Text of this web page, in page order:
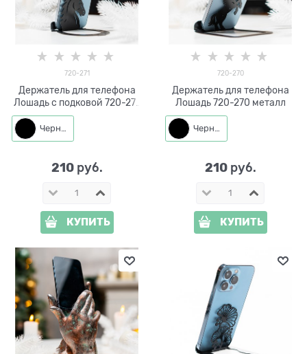
720-271
Держатель для телефона
Лошадь с подковой 720-271
металл
Черный
210 руб.
КУПИТЬ
720-270
Держатель для телефона
Лошадь 720-270 металл
Черный
210 руб.
КУПИТЬ